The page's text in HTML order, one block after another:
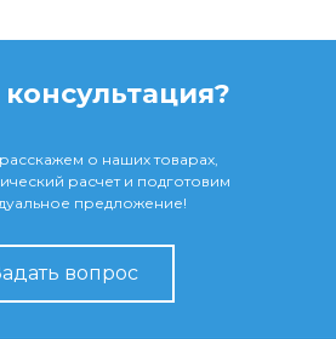
о наших товарах,
расчет и подготовим
предложение!
вопрос